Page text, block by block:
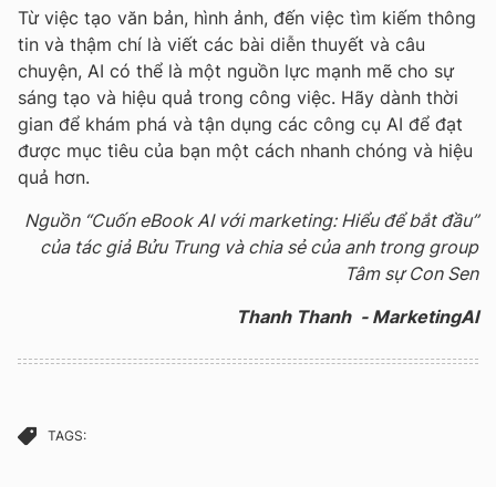
Từ việc tạo văn bản, hình ảnh, đến việc tìm kiếm thông
tin và thậm chí là viết các bài diễn thuyết và câu
chuyện, AI có thể là một nguồn lực mạnh mẽ cho sự
sáng tạo và hiệu quả trong công việc. Hãy dành thời
gian để khám phá và tận dụng các công cụ AI để đạt
được mục tiêu của bạn một cách nhanh chóng và hiệu
quả hơn.
Nguồn “Cuốn eBook AI với marketing: Hiểu để bắt đầu”
của tác giả Bửu Trung và chia sẻ của anh trong group
Tâm sự Con Sen
Thanh Thanh - MarketingAI
TAGS: